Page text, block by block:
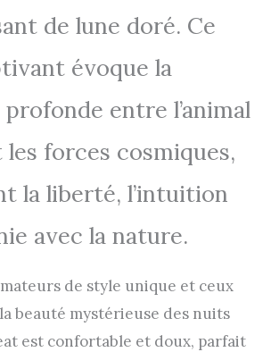
de lune doré. Ce
évoque la
entre l’animal
les forces cosmiques,
la liberté, l’intuition
avec la nature.
de style unique et ceux
beauté mystérieuse des nuits
est confortable et doux, parfait